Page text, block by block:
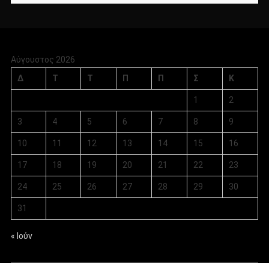
Αύγουστος 2026
Δ
Τ Τ Π Π Σ Κ
1 2
3 4 5 6 7 8 9
10 11 12 13 14 15 16
17 18 19 20 21 22 23
24 25 26 27 28 29 30
31
« Ιούν